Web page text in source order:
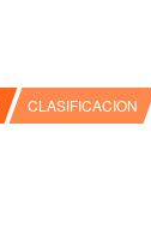
CLASIFICACION